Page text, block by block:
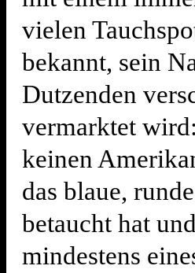
vielen
bekannt, sein
Dutzenden
vermarktet
keinen
das blaue,
betaucht hat
mindestens